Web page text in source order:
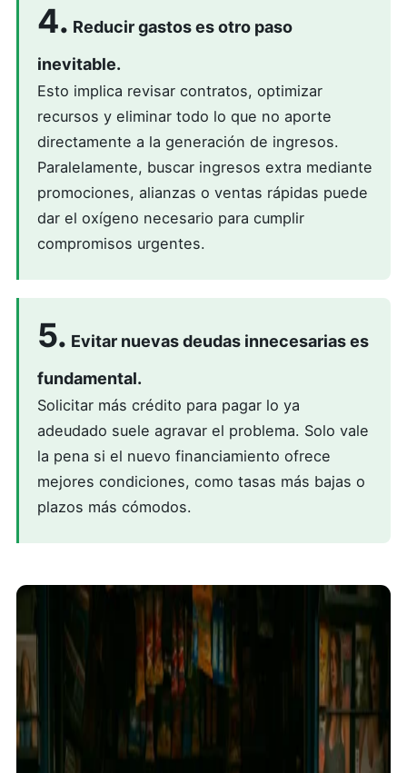
4. Reducir gastos es otro paso
inevitable.
Esto implica revisar contratos, optimizar
recursos y eliminar todo lo que no aporte
directamente a la generación de ingresos.
Paralelamente, buscar ingresos extra mediante
promociones, alianzas o ventas rápidas puede
dar el oxígeno necesario para cumplir
compromisos urgentes.
5. Evitar nuevas deudas innecesarias es
fundamental.
Solicitar más crédito para pagar lo ya
adeudado suele agravar el problema. Solo vale
la pena si el nuevo financiamiento ofrece
mejores condiciones, como tasas más bajas o
plazos más cómodos.